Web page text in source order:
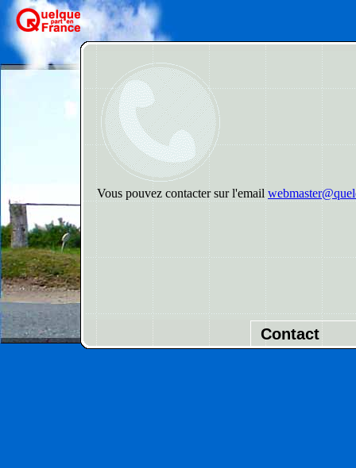
Vous pouvez contacter sur l'email
Contact